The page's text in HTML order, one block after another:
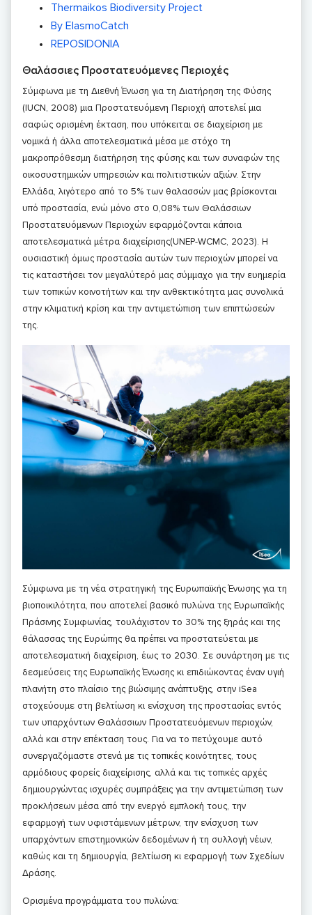
Thermaikos Biodiversity Project
By ElasmoCatch
REPOSIDONIA
Θαλάσσιες Προστατευόμενες Περιοχές
Σύμφωνα με τη Διεθνή Ένωση για τη Διατήρηση της Φύσης
(IUCN, 2008) μια Προστατευόμενη Περιοχή αποτελεί μια
σαφώς ορισμένη έκταση, που υπόκειται σε διαχείριση με
νομικά ή άλλα αποτελεσματικά μέσα με στόχο τη
μακροπρόθεσμη διατήρηση της φύσης και των συναφών της
οικοσυστημικών υπηρεσιών και πολιτιστικών αξιών. Στην
Ελλάδα, λιγότερο από το 5% των θαλασσών μας βρίσκονται
υπό προστασία, ενώ μόνο στο 0,08% των Θαλάσσιων
Προστατευόμενων Περιοχών εφαρμόζονται κάποια
αποτελεσματικά μέτρα διαχείρισης(UNEP-WCMC, 2023). Η
ουσιαστική όμως προστασία αυτών των περιοχών μπορεί να
τις καταστήσει τον μεγαλύτερό μας σύμμαχο για την ευημερία
των τοπικών κοινοτήτων και την ανθεκτικότητα μας συνολικά
στην κλιματική κρίση και την αντιμετώπιση των επιπτώσεών
της.
Σύμφωνα με τη νέα στρατηγική της Ευρωπαϊκής Ένωσης για τη
βιοποικιλότητα, που αποτελεί βασικό πυλώνα της Ευρωπαϊκής
Πράσινης Συμφωνίας, τουλάχιστον το 30% της ξηράς και της
θάλασσας της Ευρώπης θα πρέπει να προστατεύεται με
αποτελεσματική διαχείριση, έως το 2030. Σε συνάρτηση με τις
δεσμεύσεις της Ευρωπαϊκής Ένωσης κι επιδιώκοντας έναν υγιή
πλανήτη στο πλαίσιο της βιώσιμης ανάπτυξης, στην iSea
στοχεύουμε στη βελτίωση κι ενίσχυση της προστασίας εντός
των υπαρχόντων Θαλάσσιων Προστατευόμενων περιοχών,
αλλά και στην επέκταση τους. Για να το πετύχουμε αυτό
συνεργαζόμαστε στενά με τις τοπικές κοινότητες, τους
αρμόδιους φορείς διαχείρισης, αλλά και τις τοπικές αρχές
δημιουργώντας ισχυρές συμπράξεις για την αντιμετώπιση των
προκλήσεων μέσα από την ενεργό εμπλοκή τους, την
εφαρμογή των υφιστάμενων μέτρων, την ενίσχυση των
υπαρχόντων επιστημονικών δεδομένων ή τη συλλογή νέων,
καθώς και τη δημιουργία, βελτίωση κι εφαρμογή των Σχεδίων
Δράσης.
Ορισμένα προγράμματα του πυλώνα: